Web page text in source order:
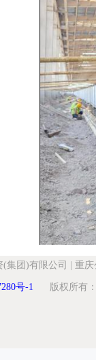
集团)有限公司 重庆
号-1 版权所有：